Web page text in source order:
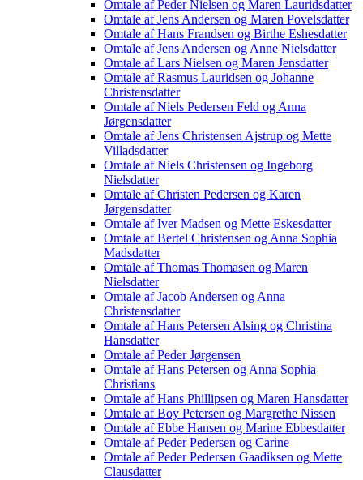
Omtale af Peder Nielsen og Maren Lauridsdatter
Omtale af Jens Andersen og Maren Povelsdatter
Omtale af Hans Frandsen og Birthe Eshesdatter
Omtale af Jens Andersen og Anne Nielsdatter
Omtale af Lars Nielsen og Maren Jensdatter
Omtale af Rasmus Lauridsen og Johanne
Christensdatter
Omtale af Niels Pedersen Feld og Anna
Jørgensdatter
Omtale af Jens Christensen Ajstrup og Mette
Villadsdatter
Omtale af Niels Christensen og Ingeborg
Nielsdatter
Omtale af Christen Pedersen og Karen
Jørgensdatter
Omtale af Iver Madsen og Mette Eskesdatter
Omtale af Bertel Christensen og Anna Sophia
Madsdatter
Omtale af Thomas Thomasen og Maren
Nielsdatter
Omtale af Jacob Andersen og Anna
Christensdatter
Omtale af Hans Petersen Alsing og Christina
Hansdatter
Omtale af Peder Jørgensen
Omtale af Hans Petersen og Anna Sophia
Christians
Omtale af Hans Phillipsen og Maren Hansdatter
Omtale af Boy Petersen og Margrethe Nissen
Omtale af Ebbe Hansen og Marine Ebbesdatter
Omtale af Peder Pedersen og Carine
Omtale af Peder Pedersen Gaadiksen og Mette
Clausdatter